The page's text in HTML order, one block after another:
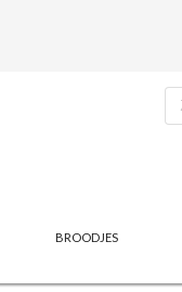
BROODJES